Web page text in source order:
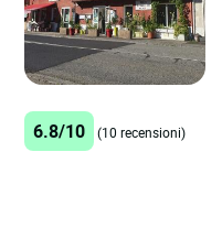
6.8/10 (10 recensioni)